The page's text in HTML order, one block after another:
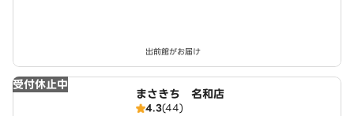
出前館がお届け
受付休止中
まさきち 名和店
4.3(44)